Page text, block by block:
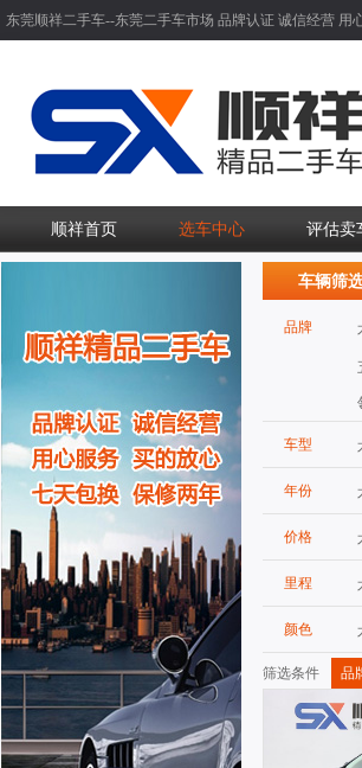
东莞顺祥二手车--东莞二手车市场 品牌认证 诚信经营 用
顺祥首页 选车中心 评估卖
车辆筛
品牌
车型
年份
价格
里程
颜色
筛选条件 品